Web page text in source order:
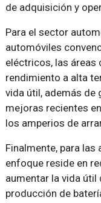
de adquisición y
Para el sector
automóviles
eléctricos, las áreas
rendimiento a alta
vida útil, además de
mejoras recientes
los amperios de
Finalmente, para
enfoque reside en
aumentar la vida útil
producción de